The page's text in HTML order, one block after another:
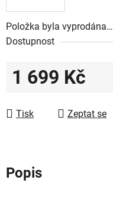
Položka byla vyprodána…
Dostupnost
1 699 Kč
Tisk
Zeptat se
Popis